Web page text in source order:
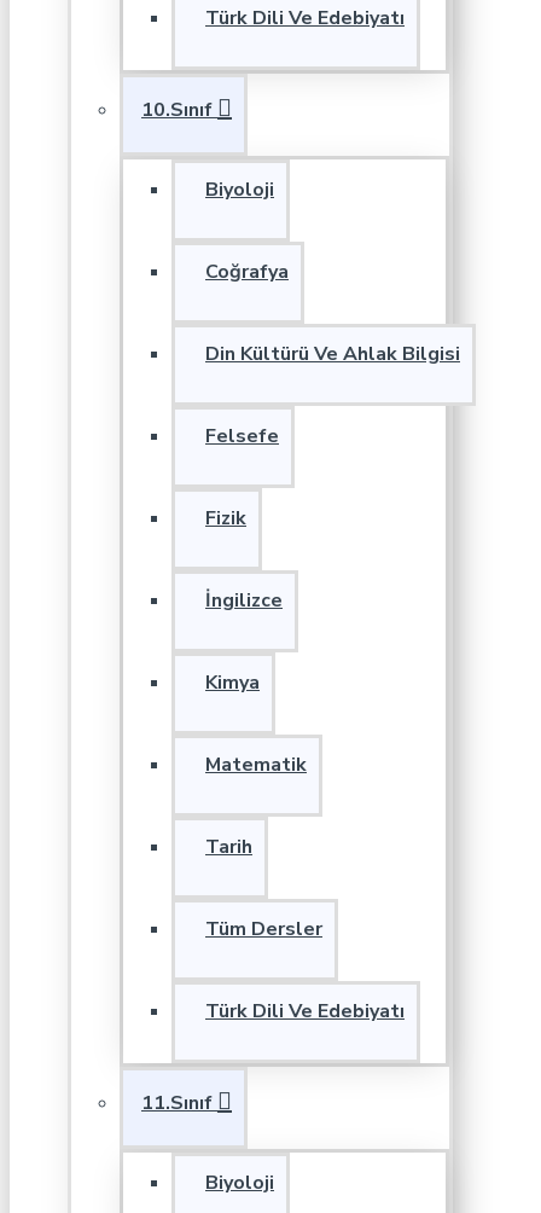
Türk Dili Ve Edebiyatı
10.Sınıf
Biyoloji
Coğrafya
Din Kültürü Ve Ahlak Bilgisi
Felsefe
Fizik
İngilizce
Kimya
Matematik
Tarih
Tüm Dersler
Türk Dili Ve Edebiyatı
11.Sınıf
Biyoloji